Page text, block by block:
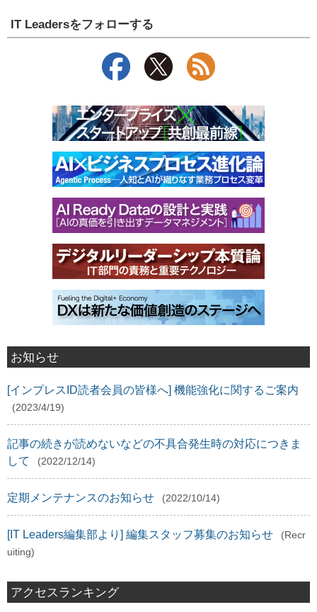
IT Leadersをフォローする
お知らせ
[インプレスID読者会員の皆様へ] 機能強化に関するご案内
(2023/4/19)
記事の続きが読めないなどの不具合発生時の対応につきま
して
(2022/12/14)
定期メンテナンスのお知らせ (2022/10/14)
[IT Leaders編集部より] 編集スタッフ募集のお知らせ
(Recr
uiting)
アクセスランキング